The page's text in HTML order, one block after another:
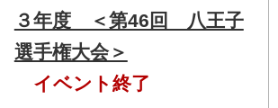
３年度 ＜第46回 八王子
選手権大会＞
イベント終了